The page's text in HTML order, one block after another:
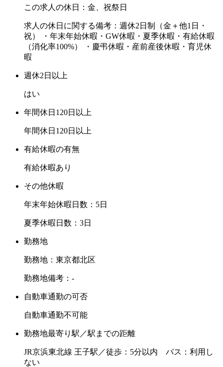
この求人の休日：金、祝祭日
求人の休日に関する備考：週休2日制（金＋他1日・
祝） ・年末年始休暇・GW休暇・夏季休暇・有給休暇
（消化率100%） ・慶弔休暇・産前産後休暇・育児休
暇
週休2日以上
はい
年間休日120日以上
年間休日120日以上
有給休暇の有無
有給休暇あり
その他休暇
年末年始休暇日数：5日
夏季休暇日数：3日
勤務地
勤務地：東京都北区
勤務地備考：-
自動車通勤の可否
自動車通勤不可能
勤務地最寄り駅／駅までの距離
JR京浜東北線 王子駅／徒歩：5分以内 バス：利用し
ない